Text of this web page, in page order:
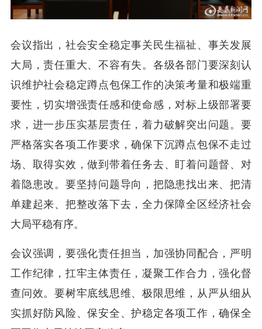
会议指出，社会安全稳定事关民生福祉、事关发展
大局，责任重大、不容有失。各级各部门要深刻认
识维护社会稳定蹲点包保工作的决策考量和极端重
要性，切实增强责任感和使命感，对标上级部署要
求，进一步压实基层责任，着力破解突出问题。要
严格落实各项工作要求，确保下沉蹲点包保不走过
场、取得实效，做到带着任务去、盯着问题督、对
着隐患改。要坚持问题导向，把隐患找出来、把清
单建起来、把整改落下去，全力保障全区经济社会
大局平稳有序。
会议强调，要强化责任担当，加强协同配合，严明
工作纪律，扛牢主体责任，凝聚工作合力，强化督
查问效。要树牢底线思维、极限思维，从严从细从
实抓好防风险、保安全、护稳定各项工作，确保全